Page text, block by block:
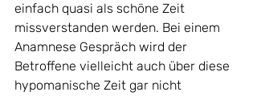
einfach quasi als schöne Zeit
missverstanden werden. Bei einem
Anamnese Gespräch wird der
Betroffene vielleicht auch über diese
hypomanische Zeit gar nicht